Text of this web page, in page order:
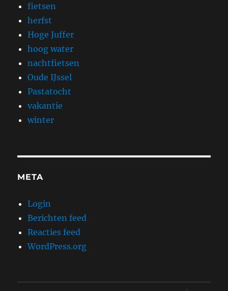
fietsen
herfst
Hoge Juffer
hoog water
nachtfietsen
Oude IJssel
Pastatocht
vakantie
winter
META
Login
Berichten feed
Reacties feed
WordPress.org